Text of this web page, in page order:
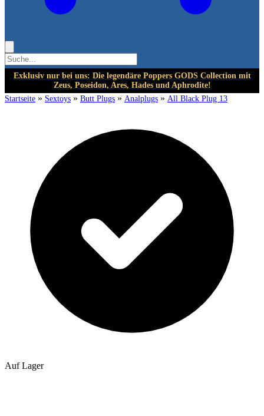
Exklusiv nur bei uns: Die legendäre Poppers GODS Collection mit
Zeus, Poseidon, Ares, Hades und Aphrodite!
Startseite » Sextoys » Butt Plugs » Analplugs » All Black Plug 13
Auf Lager